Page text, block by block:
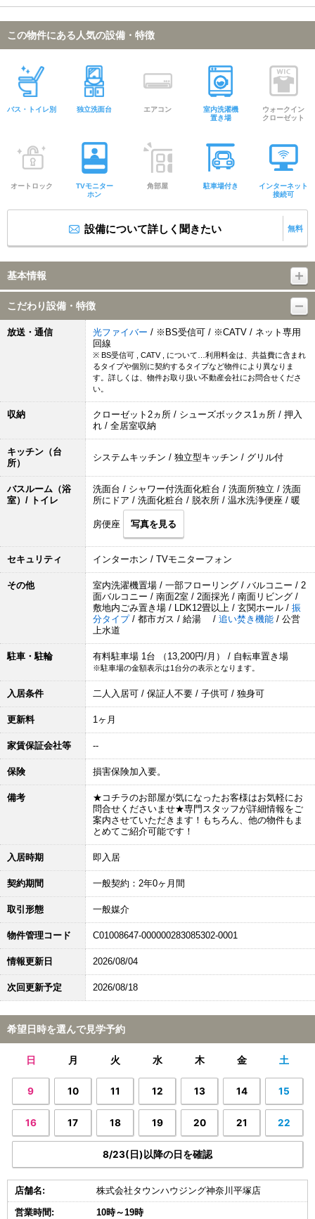
この物件にある人気の設備・特徴
バス・トイレ別 独立洗面台 エアコン
室内洗濯機
置き場
ウォークイン
クローゼット
オートロック
TVモニター
ホン
角部屋 駐車場付き
インターネット
接続可
設備について詳しく聞きたい 無料
基本情報
こだわり設備・特徴
放送・通信 光ファイバー / ※BS受信可 / ※CATV / ネット専用
回線
※ BS受信可 , CATV , について…利用料金は、共益費に含まれ
るタイプや個別に契約するタイプなど物件により異なりま
す。詳しくは、物件お取り扱い不動産会社にお問合せくださ
い。
収納
クローゼット2ヵ所 / シューズボックス1ヵ所 / 押入
れ / 全居室収納
キッチン（台
所）
システムキッチン / 独立型キッチン / グリル付
バスルーム（浴
室）/ トイレ
洗面台 / シャワー付洗面化粧台 / 洗面所独立 / 洗面
所にドア / 洗面化粧台 / 脱衣所 / 温水洗浄便座 / 暖
房便座 写真を見る
セキュリティ インターホン / TVモニターフォン
その他
室内洗濯機置場 / 一部フローリング / バルコニー / 2
面バルコニー / 南面2室 / 2面採光 / 南面リビング /
敷地内ごみ置き場 / LDK12畳以上 / 玄関ホール / 振
分タイプ / 都市ガス / 給湯 / 追い焚き機能 / 公営
上水道
駐車・駐輪 有料駐車場 1台 （13,200円/月） / 自転車置き場
※駐車場の金額表示は1台分の表示となります。
入居条件 二人入居可 / 保証人不要 / 子供可 / 独身可
更新料 1ヶ月
家賃保証会社等 --
保険 損害保険加入要。
備考
★コチラのお部屋が気になったお客様はお気軽にお
問合せくださいませ★専門スタッフが詳細情報をご
案内させていただきます！もちろん、他の物件もま
とめてご紹介可能です！
入居時期 即入居
契約期間 一般契約：2年0ヶ月間
取引形態 一般媒介
物件管理コード C01008647-000000283085302-0001
情報更新日 2026/08/04
次回更新予定 2026/08/18
希望日時を選んで見学予約
日 月 火 水 木 金 土
9 10 11 12 13 14 15
16 17 18 19 20 21 22
8/23(日)以降の日を確認
店舗名: 株式会社タウンハウジング神奈川平塚店
営業時間: 10時～19時